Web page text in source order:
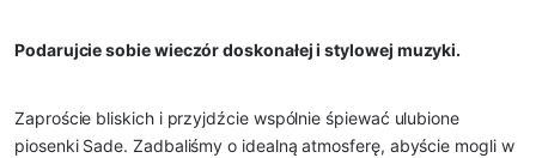
Podarujcie sobie wieczór doskonałej i stylowej muzyki.
Zaproście bliskich i przyjdźcie wspólnie śpiewać ulubione
piosenki Sade. Zadbaliśmy o idealną atmosferę, abyście mogli w